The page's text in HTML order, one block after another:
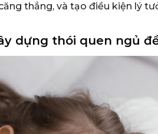
thẳng, và tạo điều kiện lý
dựng thói quen ngủ